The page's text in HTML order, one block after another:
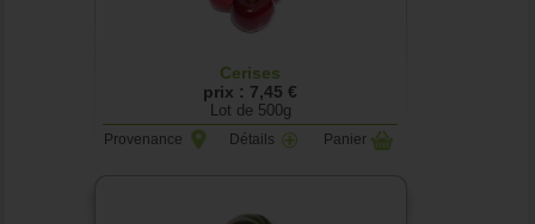
Cerises
prix : 7,45 €
Lot de 500g
Provenance Détails Panier